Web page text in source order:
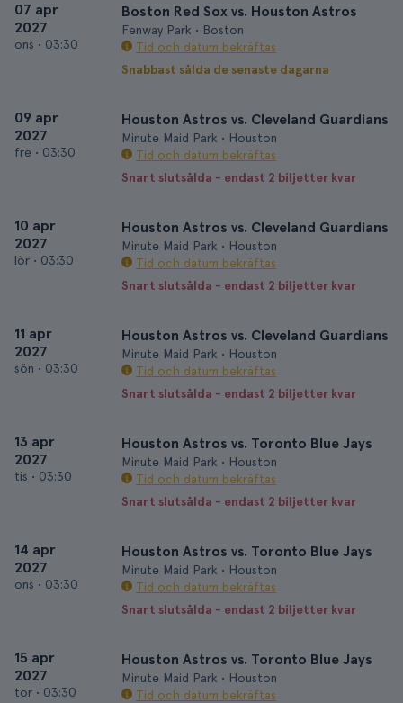
07 apr
2027
ons • 03:30
Boston Red Sox vs. Houston Astros
Fenway Park • Boston
Tid och datum bekräftas
Snabbast sålda de senaste dagarna
09 apr
2027
fre • 03:30
Houston Astros vs. Cleveland Guardians
Minute Maid Park • Houston
Tid och datum bekräftas
Snart slutsålda - endast 2 biljetter kvar
10 apr
2027
lör • 03:30
Houston Astros vs. Cleveland Guardians
Minute Maid Park • Houston
Tid och datum bekräftas
Snart slutsålda - endast 2 biljetter kvar
11 apr
2027
sön • 03:30
Houston Astros vs. Cleveland Guardians
Minute Maid Park • Houston
Tid och datum bekräftas
Snart slutsålda - endast 2 biljetter kvar
13 apr
2027
tis • 03:30
Houston Astros vs. Toronto Blue Jays
Minute Maid Park • Houston
Tid och datum bekräftas
Snart slutsålda - endast 2 biljetter kvar
14 apr
2027
ons • 03:30
Houston Astros vs. Toronto Blue Jays
Minute Maid Park • Houston
Tid och datum bekräftas
Snart slutsålda - endast 2 biljetter kvar
15 apr
2027
tor • 03:30
Houston Astros vs. Toronto Blue Jays
Minute Maid Park • Houston
Tid och datum bekräftas